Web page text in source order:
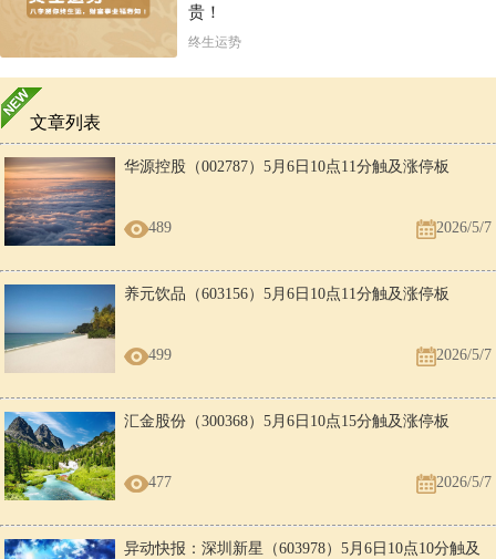
贵！
终生运势
文章列表
华源控股（002787）5月6日10点11分触及涨停板
489 2026/5/7
养元饮品（603156）5月6日10点11分触及涨停板
499 2026/5/7
汇金股份（300368）5月6日10点15分触及涨停板
477 2026/5/7
异动快报：深圳新星（603978）5月6日10点10分触及